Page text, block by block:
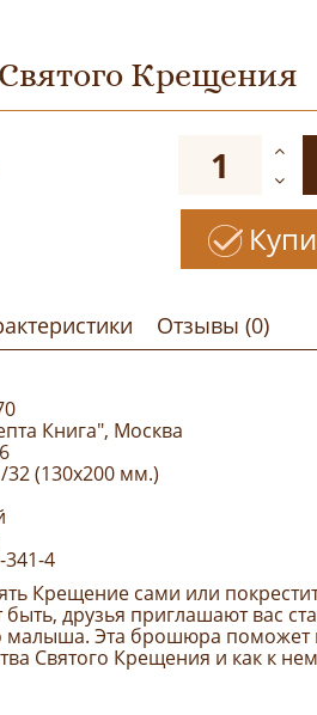
Крещения
Отзывы (0)
Книга", Москва
(130х200 мм.)
341-4
Крещение сами или
друзья приглашают вас
малыша. Эта брошюра поможет
Святого Крещения и как к